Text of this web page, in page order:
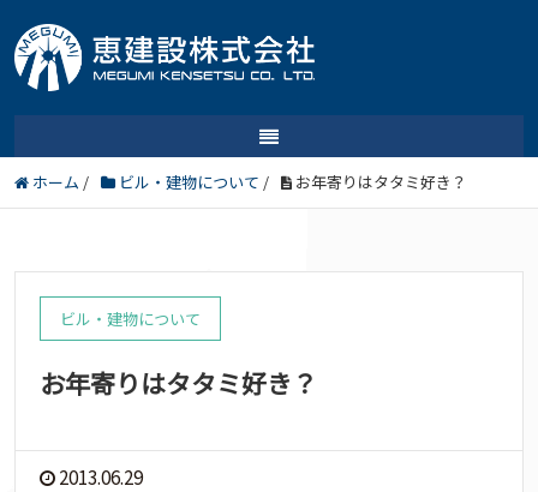
ホーム / ビル・建物について / お年寄りはタタミ好き？
ビル・建物について
お年寄りはタタミ好き？
2013.06.29